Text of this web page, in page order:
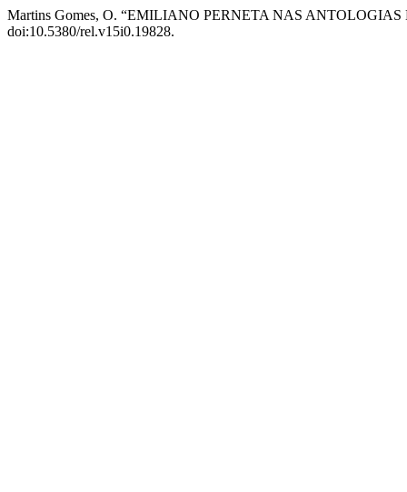
Martins Gomes, O. “EMILIANO PERNETA NAS
doi:10.5380/rel.v15i0.19828.